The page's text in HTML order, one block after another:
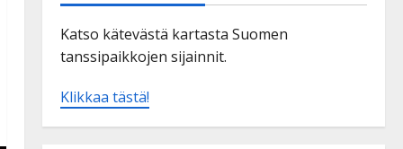
Katso kätevästä kartasta Suomen
tanssipaikkojen sijainnit.
Klikkaa tästä!